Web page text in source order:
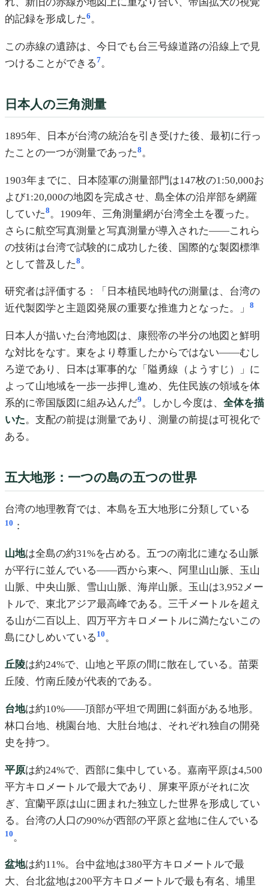
れ、新旧の赤線が地図上に重なり合い、帝国拡大の視覚
的記録を形成した6。
この赤線の遺跡は、今日でも台三号線道路の沿線上で見
つけることができる7。
日本人の三角測量
1895年、日本が台湾の統治を引き受けた後、最初に行っ
たことの一つが測量であった8。
1903年までに、日本陸軍の測量部門は147枚の1:50,000お
よび1:20,000の地図を完成させ、島全体の沿岸部を網羅
していた8。1909年、三角測量網が台湾全土を覆った。
さらに航空写真測量と写真測量が導入された——これら
の技術は台湾で試験的に成功した後、国際的な製図標準
として普及した8。
研究者は評価する：「日本植民地時代の測量は、台湾の
近代製図学と主題図発展の重要な推進力となった。」
8
日本人が描いた台湾地図は、康熙帝の半分の地図と鮮明
な対比をなす。東をより尊重したからではない——むし
ろ逆であり、日本は軍事的な「隘勇線（ようすじ）」に
よって山地域を一歩一歩押し進め、先住民族の領域を体
系的に帝国版図に組み込んだ9。しかし今度は、 全体を描
いた。支配の前提は測量であり、測量の前提は可視化で
ある。
五大地形：一つの島の五つの世界
台湾の地理教育では、本島を五大地形に分類している
10 ：
山地は全島の約31%を占める。五つの南北に連なる山脈
が平行に並んでいる——西から東へ、阿里山山脈、玉山
山脈、中央山脈、雪山山脈、海岸山脈。玉山は3,952メー
トルで、東北アジア最高峰である。三千メートルを超え
る山が二百以上、四万平方キロメートルに満たないこの
島にひしめいている 10。
丘陵は約24%で、山地と平原の間に散在している。苗栗
丘陵、竹南丘陵が代表的である。
台地は約10%——頂部が平坦で周囲に斜面がある地形。
林口台地、桃園台地、大肚台地は、それぞれ独自の開発
史を持つ。
平原は約24%で、西部に集中している。嘉南平原は4,500
平方キロメートルで最大であり、屏東平原がそれに次
ぎ、宜蘭平原は山に囲まれた独立した世界を形成してい
る。台湾の人口の90%が西部の平原と盆地に住んでいる
10 。
盆地は約11%。台中盆地は380平方キロメートルで最
大、台北盆地は200平方キロメートルで最も有名、埔里